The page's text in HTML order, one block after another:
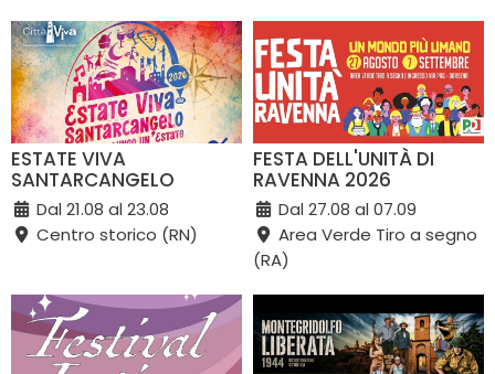
ESTATE VIVA
SANTARCANGELO
Dal 21.08 al 23.08
Centro storico (RN)
FESTA DELL'UNITÀ DI
RAVENNA 2026
Dal 27.08 al 07.09
Area Verde Tiro a segno
(RA)